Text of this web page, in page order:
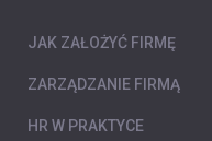
JAK ZAŁOŻYĆ FIRMĘ
ZARZĄDZANIE FIRMĄ
HR W PRAKTYCE